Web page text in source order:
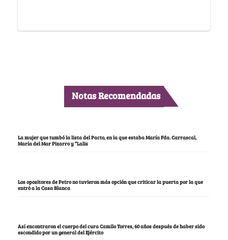
Notas Recomendadas
La mujer que tumbó la lista del Pacto, en la que estaba María Fda. Carrascal,
María del Mar Pizarro y “Lalis
Los opositores de Petro no tuvieron más opción que criticar la puerta por la que
entró a la Casa Blanca
Así encontraron el cuerpo del cura Camilo Torres, 60 años después de haber sido
escondido por un general del Ejército